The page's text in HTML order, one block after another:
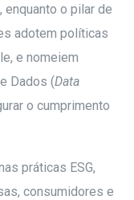
o pilar de
adotem políticas
e nomeiem
Dados (Data
o cumprimento
práticas ESG,
consumidores e